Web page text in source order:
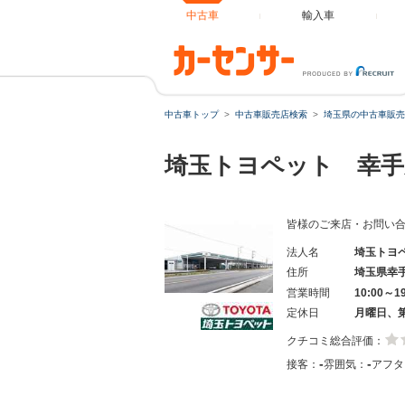
中古車 輸入車
中古車トップ 中古車販売店検索 埼玉県の中古車販
埼玉トヨペット 幸
皆様のご来店・お問い
法人名
埼玉トヨ
住所
埼玉県幸
営業時間
10:00～
定休日
月曜日、
クチコミ総合評価：
接客： -雰囲気： -アフ